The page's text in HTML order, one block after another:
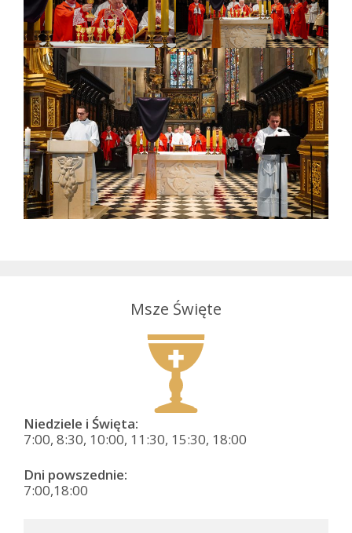
Msze Święte
Niedziele i Święta:
7:00, 8:30, 10:00, 11:30, 15:30, 18:00
Dni powszednie:
7:00,18:00